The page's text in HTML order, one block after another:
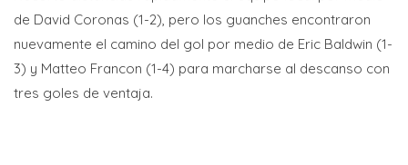
de David Coronas (1-2), pero los guanches encontraron
nuevamente el camino del gol por medio de Eric Baldwin (1-
3) y Matteo Francon (1-4) para marcharse al descanso con
tres goles de ventaja.